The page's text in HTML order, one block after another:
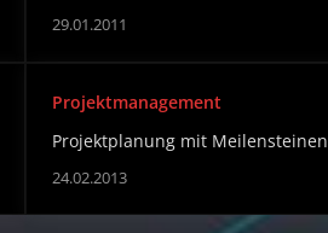
29.01.2011
Projektmanagement
Projektplanung mit Meilensteinen
24.02.2013